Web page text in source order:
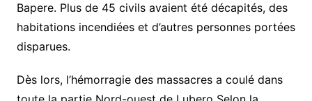
Bapere. Plus de 45 civils avaient été décapités, des
habitations incendiées et d’autres personnes portées
disparues.
Dès lors, l’hémorragie des massacres a coulé dans